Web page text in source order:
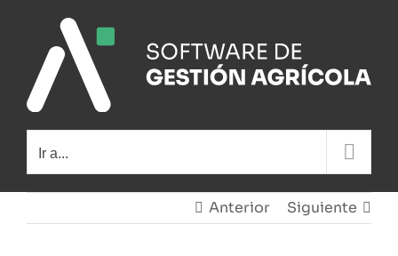
contenido
Ir a...
Anterior Siguiente